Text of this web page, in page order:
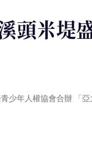
頭米堤
少年人權協會合辦 「亞